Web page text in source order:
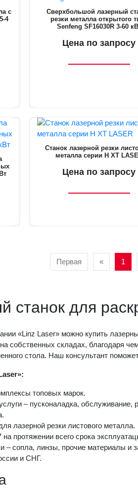
с
4
Сверхбольшой лазерный
резки металла открытого
Senfeng SF16030R 3-60
Цена по запросу
Станок лазерной резки
металла серии H XT
Цена по запросу
Первая « 1
станок для
«Linz Laser» можно купить
собственных складах, благодаря
стола. Наш консультант
топовых марок.
– пусконаладка, обслуживание,
лазерной резки листового металла.
протяжении всего срока
– сопла, линзы, прочие материалы и
и СНГ.